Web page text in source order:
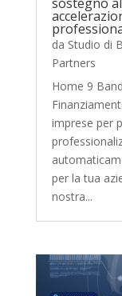
da Studio di
Partners
Home 9
imprese per
per la tua
nostra...